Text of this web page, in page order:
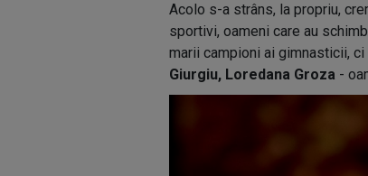
Acolo s-a strâns, la propriu,
sportivi, oameni care au
marii campioni ai gimnasticii,
Giurgiu, Loredana Groza -